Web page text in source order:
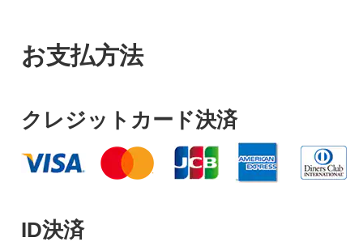
お支払方法
クレジットカード決済
ID決済